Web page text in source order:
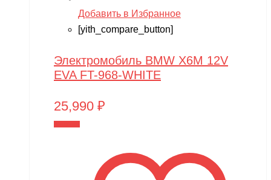
Добавить в Избранное
[yith_compare_button]
Электромобиль BMW X6M 12V
EVA FT-968-WHITE
25,990 ₽